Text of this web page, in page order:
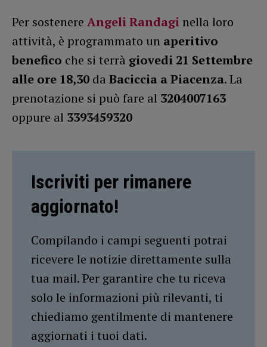
Per sostenere Angeli Randagi nella loro
attività, è programmato un aperitivo
benefico che si terrà giovedi 21 Settembre
alle ore 18,30 da Baciccia a Piacenza. La
prenotazione si può fare al 3204007163
oppure al 3393459320
Iscriviti per rimanere
aggiornato!
Compilando i campi seguenti potrai
ricevere le notizie direttamente sulla
tua mail. Per garantire che tu riceva
solo le informazioni più rilevanti, ti
chiediamo gentilmente di mantenere
aggiornati i tuoi dati.